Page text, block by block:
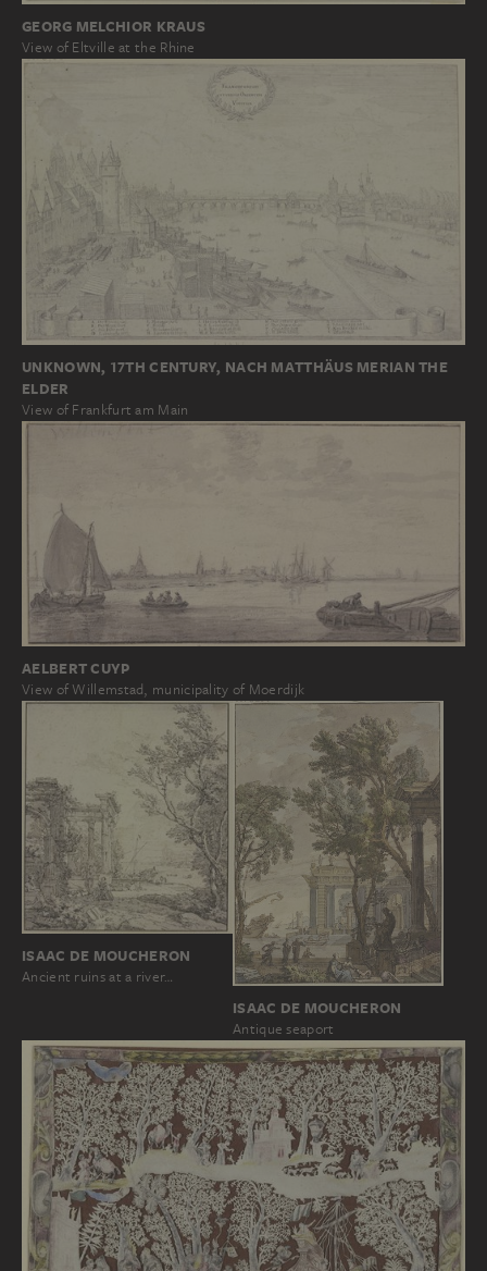
GEORG MELCHIOR KRAUS
View of Eltville at the Rhine
UNKNOWN, 17TH CENTURY, NACH MATTHÄUS MERIAN THE
ELDER
View of Frankfurt am Main
AELBERT CUYP
View of Willemstad, municipality of Moerdijk
ISAAC DE MOUCHERON
Ancient ruins at a river…
ISAAC DE MOUCHERON
Antique seaport